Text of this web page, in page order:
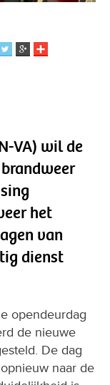
VA) wil de
het
van
dienst
opendeurdag
de nieuwe
De dag
naar de